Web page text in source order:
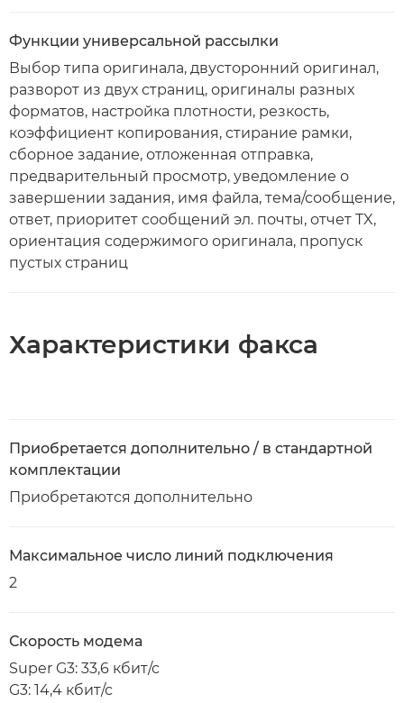
Функции универсальной рассылки
Выбор типа оригинала, двусторонний оригинал,
разворот из двух страниц, оригиналы разных
форматов, настройка плотности, резкость,
коэффициент копирования, стирание рамки,
сборное задание, отложенная отправка,
предварительный просмотр, уведомление о
завершении задания, имя файла, тема/сообщение,
ответ, приоритет сообщений эл. почты, отчет TX,
ориентация содержимого оригинала, пропуск
пустых страниц
Характеристики факса
Приобретается дополнительно / в стандартной
комплектации
Приобретаются дополнительно
Максимальное число линий подключения
2
Скорость модема
Super G3: 33,6 кбит/с
G3: 14,4 кбит/с